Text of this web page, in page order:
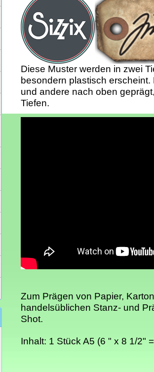
Diese Muster werden in zwei
besondern plastisch
und andere nach oben
Tiefen.
Zum Prägen von Papier,
handelsüblichen Stanz- und
Shot.
Inhalt: 1 Stück A5 (6 " x 8 1/2"